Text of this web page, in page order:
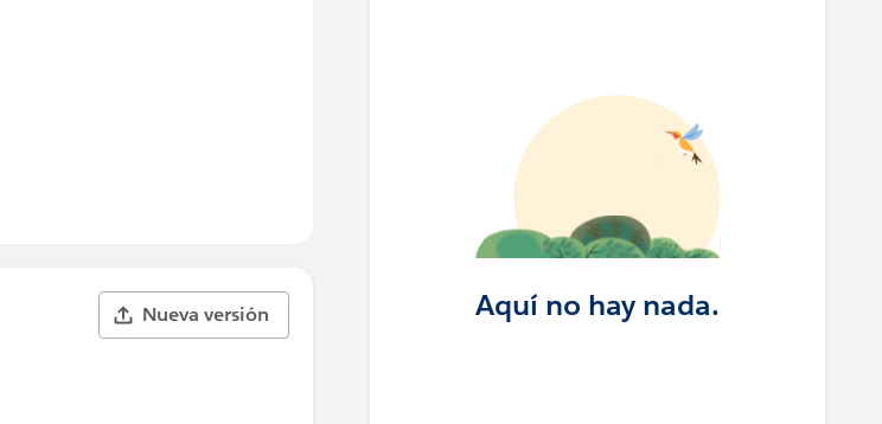
Nueva versión Aquí no hay nada.